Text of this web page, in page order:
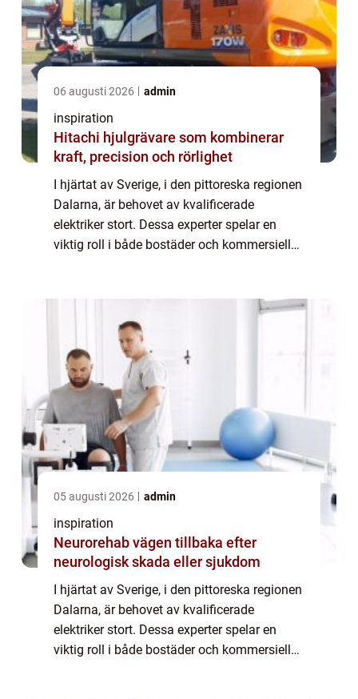
06 augusti 2026 admin
inspiration
Hitachi hjulgrävare som kombinerar
kraft, precision och rörlighet
I hjärtat av Sverige, i den pittoreska regionen
Dalarna, är behovet av kvalificerade
elektriker stort. Dessa experter spelar en
viktig roll i både bostäder och kommersiella
05 augusti 2026 admin
inspiration
Neurorehab vägen tillbaka efter
neurologisk skada eller sjukdom
I hjärtat av Sverige, i den pittoreska regionen
Dalarna, är behovet av kvalificerade
elektriker stort. Dessa experter spelar en
viktig roll i både bostäder och kommersiella